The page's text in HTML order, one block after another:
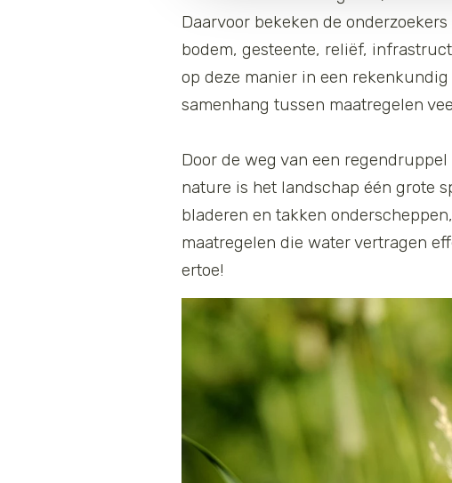
Daarvoor bekeken de
bodem, gesteente, reliëf,
op deze manier in een
samenhang tussen maatregelen
Door de weg van een
nature is het landschap één grote
bladeren en takken
maatregelen die water vertragen
ertoe!